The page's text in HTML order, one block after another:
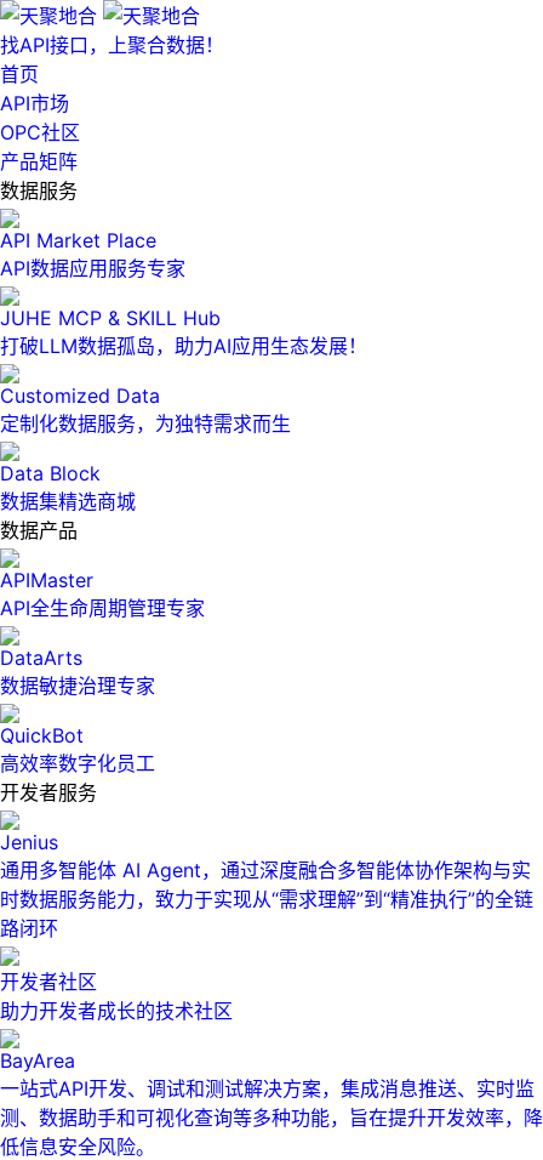
找API接口，上聚合数据！
首页
API市场
OPC社区
产品矩阵
数据服务
API Market Place
API数据应用服务专家
JUHE MCP & SKILL Hub
打破LLM数据孤岛，助力AI应用生态发展！
Customized Data
定制化数据服务，为独特需求而生
Data Block
数据集精选商城
数据产品
APIMaster
API全生命周期管理专家
DataArts
数据敏捷治理专家
QuickBot
高效率数字化员工
开发者服务
Jenius
通用多智能体 AI Agent，通过深度融合多智能体协作架构与实
时数据服务能力，致力于实现从“需求理解”到“精准执行”的全链
路闭环
开发者社区
助力开发者成长的技术社区
BayArea
一站式API开发、调试和测试解决方案，集成消息推送、实时监
测、数据助手和可视化查询等多种功能，旨在提升开发效率，降
低信息安全风险。